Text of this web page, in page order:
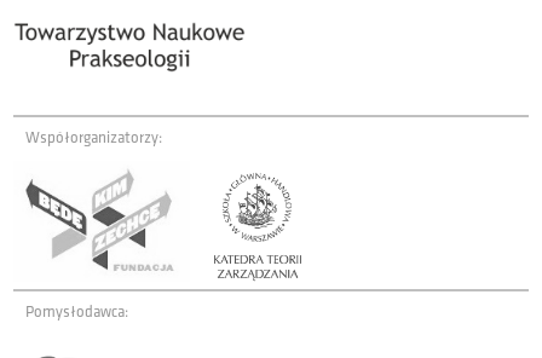
Współorganizatorzy:
Pomysłodawca: